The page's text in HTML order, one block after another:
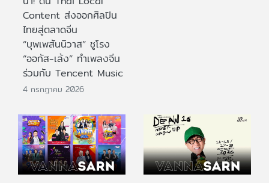
Content ส่งออกศิลปิน
ไทยสู่ตลาดจีน
“บุพเพสันนิวาส” ชูโรง
“ออกัส-เล้ง” ทำเพลงจีน
ร่วมกับ Tencent Music
4 กรกฎาคม 2026